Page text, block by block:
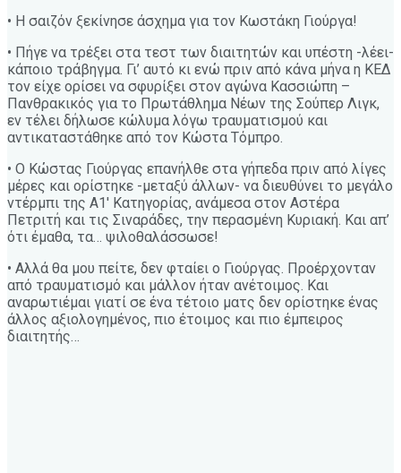
• Η σαιζόν ξεκίνησε άσχημα για τον Κωστάκη Γιούργα!
• Πήγε να τρέξει στα τεστ των διαιτητών και υπέστη -λέει-
κάποιο τράβηγμα. Γι’ αυτό κι ενώ πριν από κάνα μήνα η ΚΕΔ
τον είχε ορίσει να σφυρίξει στον αγώνα Κασσιώπη –
Πανθρακικός για το Πρωτάθλημα Νέων της Σούπερ Λιγκ,
εν τέλει δήλωσε κώλυμα λόγω τραυματισμού και
αντικαταστάθηκε από τον Κώστα Τόμπρο.
• Ο Κώστας Γιούργας επανήλθε στα γήπεδα πριν από λίγες
μέρες και ορίστηκε -μεταξύ άλλων- να διευθύνει το μεγάλο
ντέρμπι της Α1′ Κατηγορίας, ανάμεσα στον Αστέρα
Πετριτή και τις Σιναράδες, την περασμένη Κυριακή. Και απ’
ότι έμαθα, τα… ψιλοθαλάσσωσε!
• Αλλά θα μου πείτε, δεν φταίει ο Γιούργας. Προέρχονταν
από τραυματισμό και μάλλον ήταν ανέτοιμος. Και
αναρωτιέμαι γιατί σε ένα τέτοιο ματς δεν ορίστηκε ένας
άλλος αξιολογημένος, πιο έτοιμος και πιο έμπειρος
διαιτητής…